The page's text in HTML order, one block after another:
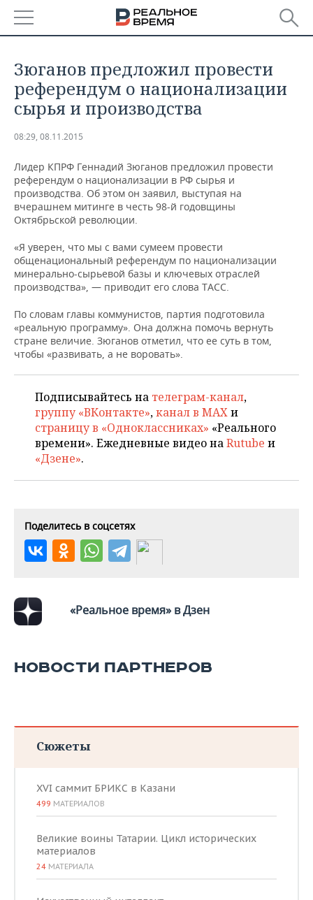
БАШКОРТОСТАН
ТАТАРСТАН
НОВОСТИ
АНАЛИТИКА
ДЕКЛАРАЦИИ О ДОХОДАХ
КОРОЛИ ГОСЗАКАЗА ПФО
ВУЗЫ ТАТАРСТАНА
КОМУ ПРИНАДЛЕЖАТ
ТОРГОВЫЕ ЦЕНТРЫ
ТАТАРСТАНА
НОВОСТИ ЭКОНОМИКИ
ФИНАНСЫ
БАНКИ
БЮДЖЕТ
ПРОМЫШЛЕННОСТЬ
НОВОСТИ
ПРОМЫШЛЕННОСТИ
АГРОПРОМ
МАШИНОСТРОЕНИЕ
НЕФТЕХИМИЯ
НЕФТЬ
ЭНЕРГЕТИКА
НЕДВИЖИМОСТЬ
НОВОСТИ НЕДВИЖИМОСТИ
АВТО
НОВОСТИ АВТО
БИЗНЕС
РОЗНИЧНАЯ ТОРГОВЛЯ
ТРАНСПОРТ
УСЛУГИ
ТЕХНОЛОГИИ
НОВОСТИ ТЕХНОЛОГИЙ
IT
МЕДИА
ТЕЛЕКОММУНИКАЦИИ
МЕРОПРИЯТИЯ
НОВОСТИ МЕРОПРИЯТИЙ
ВЫЕЗДНАЯ РЕДАКЦИЯ
БИЗНЕС-БРАНЧИ
ONLINE-КОНФЕРЕНЦИИ
СПОРТ
НОВОСТИ СПОРТА
ФУТБОЛ
ХОККЕЙ
ВОЛЕЙБОЛ
КИБЕРСПОРТ
ФИГУРНОЕ КАТАНИЕ
ВОДНЫЕ ВИДЫ СПОРТА
ХОККЕЙ С МЯЧОМ
ОБЩЕСТВО
НОВОСТИ ОБЩЕСТВА
ВЛАСТЬ
ИСТОРИЯ
КУЛЬТУРА
МЕДИЦИНА
ОБРАЗОВАНИЕ
ПРОИСШЕСТВИЯ
ФОТОГАЛЕРЕЯ
СЮЖЕТЫ
СПИСОК ПЕРСОН
СПИСОК КОМПАНИЙ
ПОЛНАЯ ВЕРСИЯ
Зюганов предложил провести
референдум о национализации
сырья и производства
08:29, 08.11.2015
Лидер КПРФ Геннадий Зюганов предложил провести
референдум о национализации в РФ сырья и
производства. Об этом он заявил, выступая на
вчерашнем митинге в честь 98-й годовщины
Октябрьской революции.
«Я уверен, что мы с вами сумеем провести
общенациональный референдум по национализации
минерально-сырьевой базы и ключевых отраслей
производства», — приводит его слова ТАСС.
По словам главы коммунистов, партия подготовила
«реальную программу». Она должна помочь вернуть
стране величие. Зюганов отметил, что ее суть в том,
чтобы «развивать, а не воровать».
Подписывайтесь на телеграм-канал,
группу «ВКонтакте»,канал в MAXи
страницу в «Одноклассниках» «Реального
времени». Ежедневные видео наRutube и
«Дзене».
Поделитесь в соцсетях
«Реальное время» в Дзен
НОВОСТИ ПАРТНЕРОВ
Сюжеты
XVI саммит БРИКС в Казани
499 МАТЕРИАЛОВ
Великие воины Татарии. Цикл исторических
материалов
24 МАТЕРИАЛА